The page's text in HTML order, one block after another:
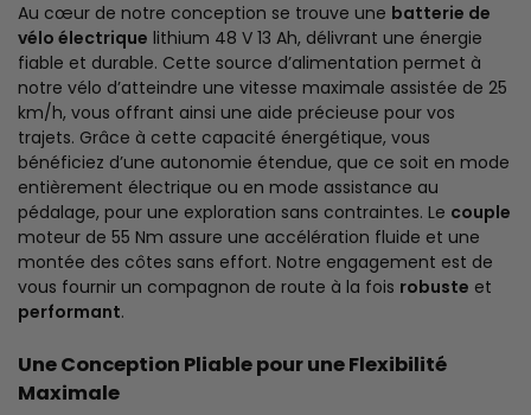
Au cœur de notre conception se trouve une batterie de
vélo électrique lithium 48 V 13 Ah, délivrant une énergie
fiable et durable. Cette source d’alimentation permet à
notre vélo d’atteindre une vitesse maximale assistée de 25
km/h, vous offrant ainsi une aide précieuse pour vos
trajets. Grâce à cette capacité énergétique, vous
bénéficiez d’une autonomie étendue, que ce soit en mode
entièrement électrique ou en mode assistance au
pédalage, pour une exploration sans contraintes. Le couple
moteur de 55 Nm assure une accélération fluide et une
montée des côtes sans effort. Notre engagement est de
vous fournir un compagnon de route à la fois robuste et
performant.
Une Conception Pliable pour une Flexibilité
Maximale